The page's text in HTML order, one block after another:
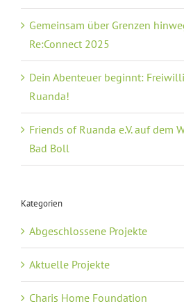
Gemeinsam über Grenzen
Re:Connect 2025
Dein Abenteuer beginnt:
Ruanda!
Friends of Ruanda e.V. auf dem
Bad Boll
Kategorien
Abgeschlossene Projekte
Aktuelle Projekte
Charis Home Foundation